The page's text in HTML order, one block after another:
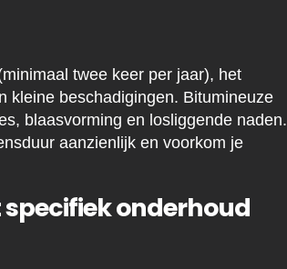
twee keer per jaar), het
kleine beschadigingen. Bitumineuze
blaasvorming en losliggende naden.
aanzienlijk en voorkom je
onderhoud